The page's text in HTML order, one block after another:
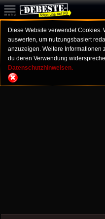
Diese Website verwendet Cookies.
auswerten, um nutzungsbasiert
anzuzeigen. Weitere Informationen
du deren Verwendung
Datenschutzhinweisen.